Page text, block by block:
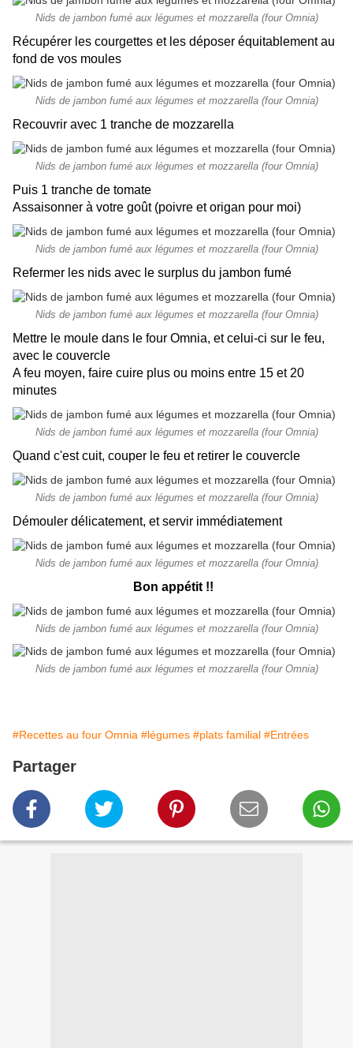
Nids de jambon fumé aux légumes et mozzarella (four Omnia)
Récupérer les courgettes et les déposer équitablement au
fond de vos moules
Nids de jambon fumé aux légumes et mozzarella (four Omnia)
Recouvrir avec 1 tranche de mozzarella
Nids de jambon fumé aux légumes et mozzarella (four Omnia)
Puis 1 tranche de tomate
Assaisonner à votre goût (poivre et origan pour moi)
Nids de jambon fumé aux légumes et mozzarella (four Omnia)
Refermer les nids avec le surplus du jambon fumé
Nids de jambon fumé aux légumes et mozzarella (four Omnia)
Mettre le moule dans le four Omnia, et celui-ci sur le feu,
avec le couvercle
A feu moyen, faire cuire plus ou moins entre 15 et 20
minutes
Nids de jambon fumé aux légumes et mozzarella (four Omnia)
Quand c'est cuit, couper le feu et retirer le couvercle
Nids de jambon fumé aux légumes et mozzarella (four Omnia)
Démouler délicatement, et servir immédiatement
Nids de jambon fumé aux légumes et mozzarella (four Omnia)
Bon appétit !!
Nids de jambon fumé aux légumes et mozzarella (four Omnia)
Nids de jambon fumé aux légumes et mozzarella (four Omnia)
#Recettes au four Omnia #légumes #plats familial #Entrées
Partager